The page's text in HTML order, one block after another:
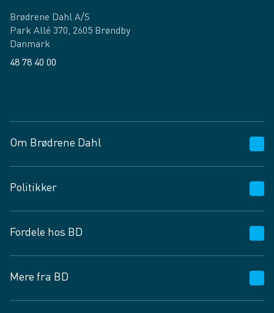
Brødrene Dahl A/S
Park Allé 370, 2605 Brøndby
Danmark
48 78 40 00
Om Brødrene Dahl
Vagttelefon 30 10 89 89
Spørgsmål og svar
Job og karriere
Fødevarekontrolrapport
Politikker
Privatlivspolitik
Cookies
Vilkår og betingelser
Fordele hos BD
BD app
BD.dk services
Mere fra BD